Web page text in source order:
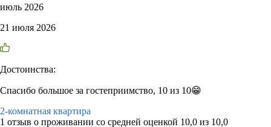
июль 2026
21 июля 2026
Достоинства:
Спасибо большое за гостеприимство, 10 из 10😁
2-комнатная квартира
1 отзыв о проживании со средней оценкой 10,0 из 10,0